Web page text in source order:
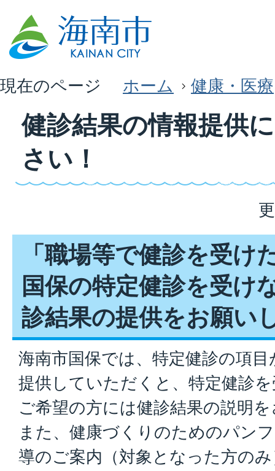
現在のページ ホーム 健康・医療
健診結果の情報提供
さい！
「職場等で健診を受け
国保の特定健診を受け
診結果の提供をお願い
海南市国保では、特定健診の項
提供していただくと、特定健診
ご希望の方には健診結果の説明
また、健康づくりのためのパン
導のご案内（対象となった方の